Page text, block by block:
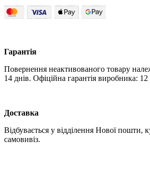
Гарантія
Повернення неактивованого товару
14 днів. Офіційна гарантія виробника: 12
Доставка
Відбувається у відділення Нової пошти,
самовивіз.